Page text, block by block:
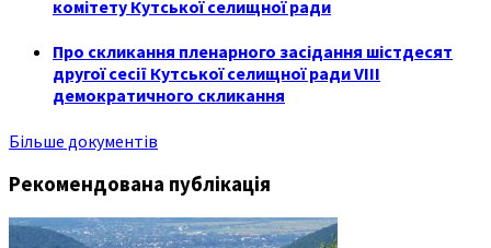
комітету Кутської селищної ради
Про скликання пленарного засідання шістдесят
другої сесії Кутської селищної ради VIII
демократичного скликання
Більше документів
Рекомендована публікація